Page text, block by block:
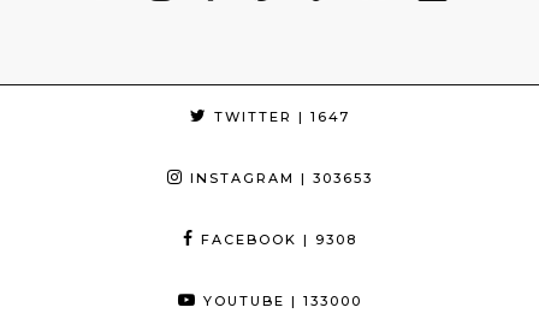
TWITTER | 1647
INSTAGRAM | 303653
FACEBOOK | 9308
YOUTUBE | 133000